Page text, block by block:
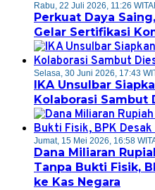
Rabu, 22 Juli 2026, 11:26 WITA
Perkuat Daya
Gelar Sertifikasi
Selasa, 30 Juni 2026, 17:43
IKA Unsulbar
Kolaborasi Sambut
Jumat, 15 Mei 2026, 16:58
Dana Miliaran
Tanpa Bukti Fisik,
ke Kas Negara